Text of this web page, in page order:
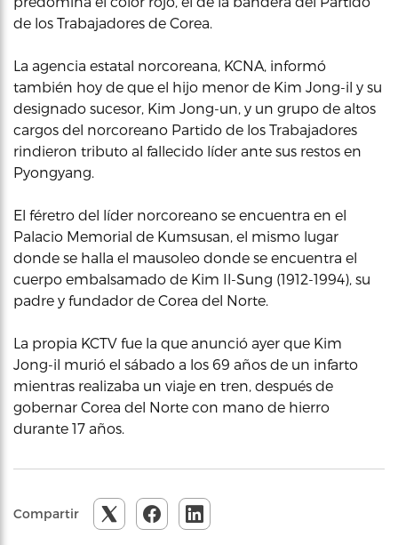
de los Trabajadores de Corea.
La agencia estatal norcoreana, KCNA, informó
también hoy de que el hijo menor de Kim Jong-il y su
designado sucesor, Kim Jong-un, y un grupo de altos
cargos del norcoreano Partido de los Trabajadores
rindieron tributo al fallecido líder ante sus restos en
Pyongyang.
El féretro del líder norcoreano se encuentra en el
Palacio Memorial de Kumsusan, el mismo lugar
donde se halla el mausoleo donde se encuentra el
cuerpo embalsamado de Kim Il-Sung (1912-1994), su
padre y fundador de Corea del Norte.
La propia KCTV fue la que anunció ayer que Kim
Jong-il murió el sábado a los 69 años de un infarto
mientras realizaba un viaje en tren, después de
gobernar Corea del Norte con mano de hierro
durante 17 años.
Compartir